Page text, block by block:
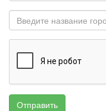
Отправить